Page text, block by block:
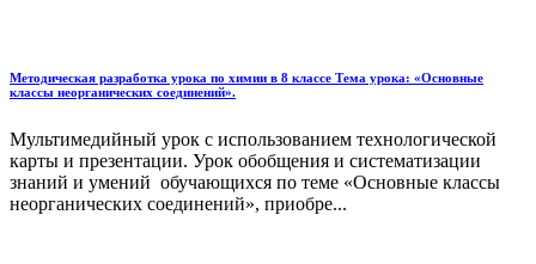
Методическая разработка урока по химии в 8 классе Тема урока: «Основные
классы неорганических соединений».
Мультимедийный урок с использованием технологической
карты и презентации. Урок обобщения и систематизации
знаний и умений обучающихся по теме «Основные классы
неорганических соединений», приобре...